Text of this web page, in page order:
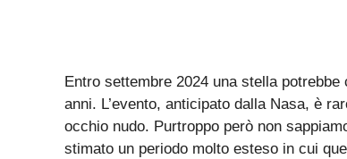
Entro settembre 2024 una stella potrebbe
anni. L’evento, anticipato dalla Nasa, è
occhio nudo. Purtroppo però non
stimato un periodo molto esteso in cui